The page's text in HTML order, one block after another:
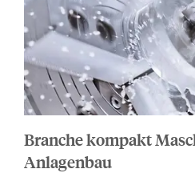
Branche kompakt
Anlagenbau